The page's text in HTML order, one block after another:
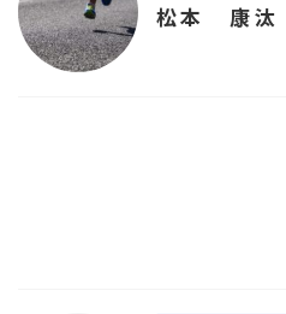
松本 康汰